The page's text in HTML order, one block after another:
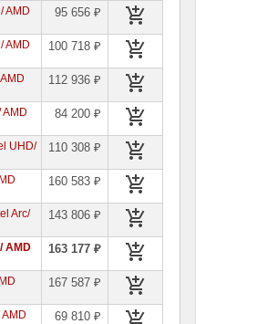
AMD
95 656 ₽
AMD
100 718 ₽
112 936 ₽
AMD
84 200 ₽
UHD/
110 308 ₽
160 583 ₽
Arc/
143 806 ₽
AMD
163 177 ₽
167 587 ₽
69 810 ₽